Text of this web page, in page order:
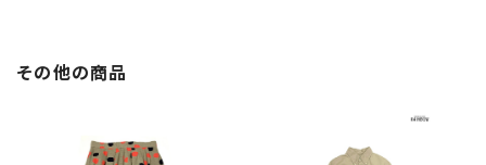
その他の商品